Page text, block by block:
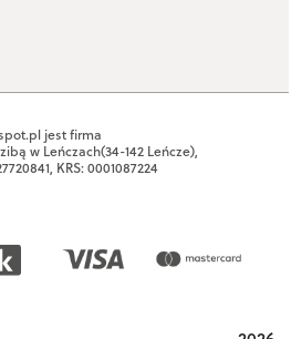
jest firma
w Leńczach(34-142 Leńcze),
KRS: 0001087224